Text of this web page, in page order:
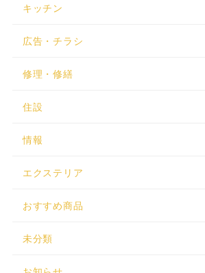
キッチン
広告・チラシ
修理・修繕
住設
情報
エクステリア
おすすめ商品
未分類